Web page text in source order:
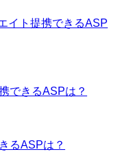
イト提携できるASP
できるASPは？
るASPは？